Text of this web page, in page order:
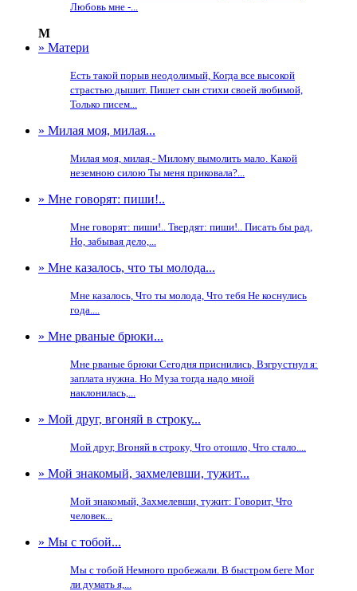
Любовь мне -...
М
» Матери
Есть такой порыв неодолимый, Когда все высокой
страстью дышит. Пишет сын стихи своей любимой,
Только писем...
» Милая моя, милая...
Милая моя, милая,- Милому вымолить мало. Какой
неземною силою Ты меня приковала?...
» Мне говорят: пиши!..
Мне говорят: пиши!.. Твердят: пиши!.. Писать бы рад,
Но, забывая дело,...
» Мне казалось, что ты молода...
Мне казалось, Что ты молода, Что тебя Не коснулись
года....
» Мне рваные брюки...
Мне рваные брюки Сегодня приснились, Взгрустнул я:
заплата нужна. Но Муза тогда надо мной
наклонилась,...
» Мой друг, вгоняй в строку...
Мой друг, Вгоняй в строку, Что отошло, Что стало....
» Мой знакомый, захмелевши, тужит...
Мой знакомый, Захмелевши, тужит: Говорит, Что
человек...
» Мы с тобой...
Мы с тобой Немного пробежали. В быстром беге Мог
ли думать я,...